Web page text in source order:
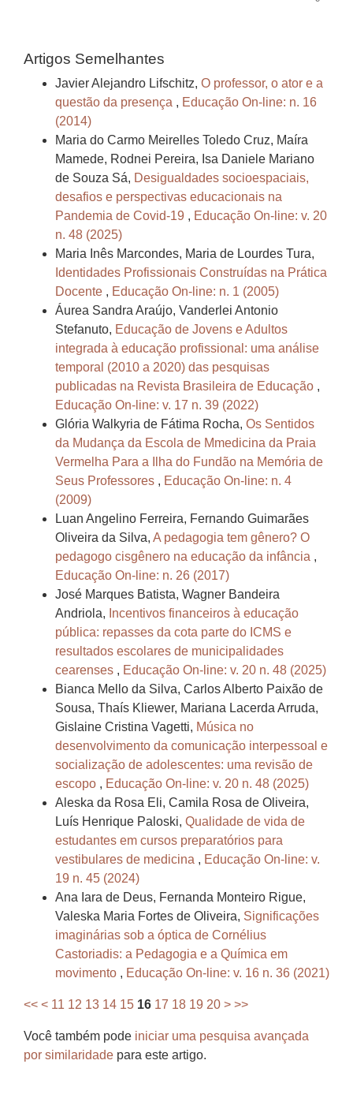
Artigos Semelhantes
Javier Alejandro Lifschitz, O professor, o ator e a
questão da presença , Educação On-line: n. 16
(2014)
Maria do Carmo Meirelles Toledo Cruz, Maíra
Mamede, Rodnei Pereira, Isa Daniele Mariano
de Souza Sá, Desigualdades socioespaciais,
desafios e perspectivas educacionais na
Pandemia de Covid-19 , Educação On-line: v. 20
n. 48 (2025)
Maria Inês Marcondes, Maria de Lourdes Tura,
Identidades Profissionais Construídas na Prática
Docente , Educação On-line: n. 1 (2005)
Áurea Sandra Araújo, Vanderlei Antonio
Stefanuto, Educação de Jovens e Adultos
integrada à educação profissional: uma análise
temporal (2010 a 2020) das pesquisas
publicadas na Revista Brasileira de Educação ,
Educação On-line: v. 17 n. 39 (2022)
Glória Walkyria de Fátima Rocha, Os Sentidos
da Mudança da Escola de Mmedicina da Praia
Vermelha Para a Ilha do Fundão na Memória de
Seus Professores , Educação On-line: n. 4
(2009)
Luan Angelino Ferreira, Fernando Guimarães
Oliveira da Silva, A pedagogia tem gênero? O
pedagogo cisgênero na educação da infância ,
Educação On-line: n. 26 (2017)
José Marques Batista, Wagner Bandeira
Andriola, Incentivos financeiros à educação
pública: repasses da cota parte do ICMS e
resultados escolares de municipalidades
cearenses , Educação On-line: v. 20 n. 48 (2025)
Bianca Mello da Silva, Carlos Alberto Paixão de
Sousa, Thaís Kliewer, Mariana Lacerda Arruda,
Gislaine Cristina Vagetti, Música no
desenvolvimento da comunicação interpessoal e
socialização de adolescentes: uma revisão de
escopo , Educação On-line: v. 20 n. 48 (2025)
Aleska da Rosa Eli, Camila Rosa de Oliveira,
Luís Henrique Paloski, Qualidade de vida de
estudantes em cursos preparatórios para
vestibulares de medicina , Educação On-line: v.
19 n. 45 (2024)
Ana Iara de Deus, Fernanda Monteiro Rigue,
Valeska Maria Fortes de Oliveira, Significações
imaginárias sob a óptica de Cornélius
Castoriadis: a Pedagogia e a Química em
movimento , Educação On-line: v. 16 n. 36 (2021)
<< < 11 12 13 14 15 16 17 18 19 20 > >>
Você também pode iniciar uma pesquisa avançada
por similaridade para este artigo.